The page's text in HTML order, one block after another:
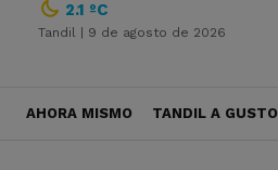
2.1 ºC
Tandil | 9 de agosto de 2026
AHORA MISMO TANDIL A GUSTO